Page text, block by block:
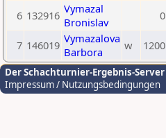
6 132916 Vymazal
Bronislav
0
7 146019 Vymazalova
Barbora
w 1200
Der Schachturnier-Ergebnis-Server
Impressum / Nutzungsbedingungen